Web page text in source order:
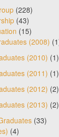
(228)
(43)
(15)
(2008)
(2010) (1)
(2011) (1)
(2012) (2)
(2013) (2)
(33)
(4)